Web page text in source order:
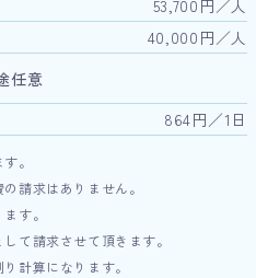
53,700円／人
40,000円／人
任意
864円／1日
。
請求はありません。
す。
て請求させて頂きます。
計算になります。